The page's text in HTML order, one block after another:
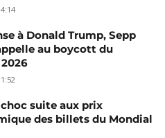
à Donald Trump, Sepp
au boycott du
choc suite aux prix
des billets du Mondial